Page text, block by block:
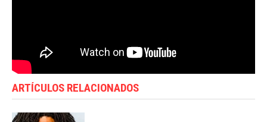
ARTÍCULOS RELACIONADOS